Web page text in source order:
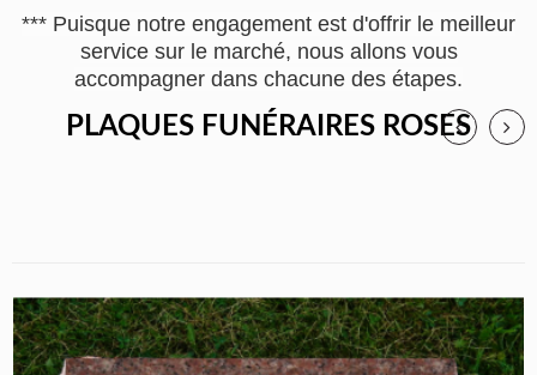
*** Puisque notre engagement est d'offrir le meilleur
service sur le marché, nous allons vous
accompagner dans chacune des étapes.
PLAQUES FUNÉRAIRES ROSES